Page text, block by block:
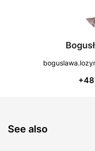
+48
See also